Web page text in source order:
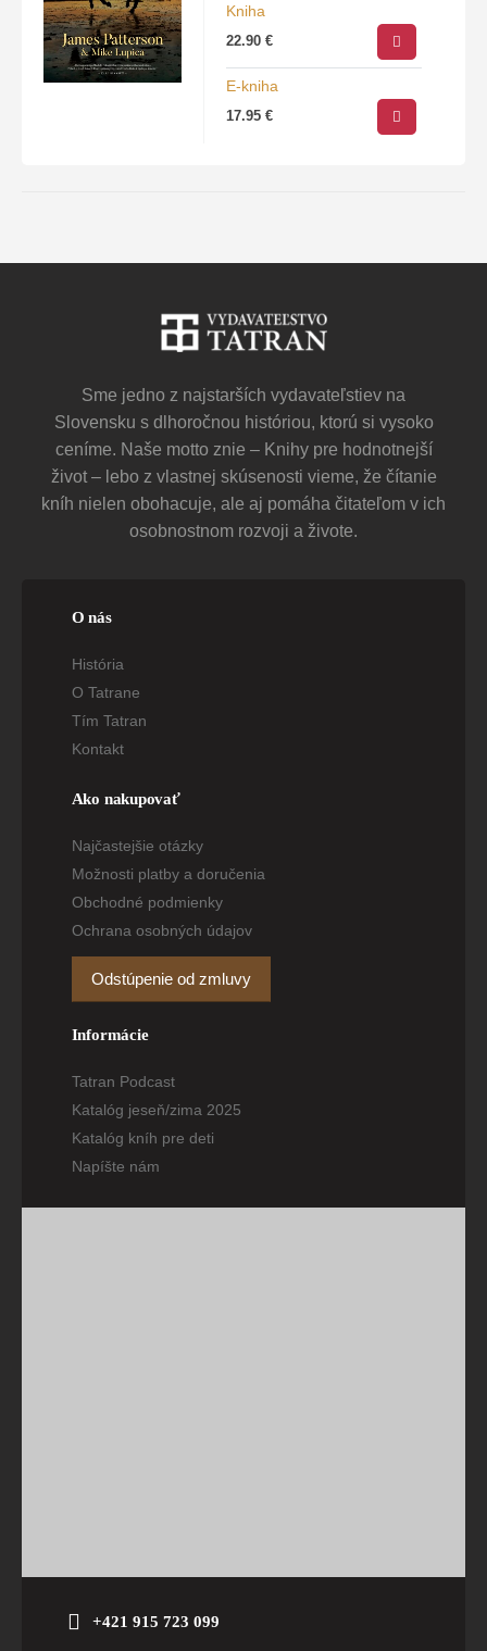
dcérou. Obe sú šampiónky v
jazde na koni a obe…
Kniha
22.90€
E-kniha
17.95€
Sme jedno z najstarších vydavateľstiev na
Slovensku s dlhoročnou históriou, ktorú si vysoko
ceníme. Naše motto znie – Knihy pre hodnotnejší
život – lebo z vlastnej skúsenosti vieme, že čítanie
kníh nielen obohacuje, ale aj pomáha čitateľom v ich
osobnostnom rozvoji a živote.
O nás
História
O Tatrane
Tím Tatran
Kontakt
Ako nakupovať
Najčastejšie otázky
Možnosti platby a doručenia
Obchodné podmienky
Ochrana osobných údajov
Odstúpenie od zmluvy
Informácie
Tatran Podcast
Katalóg jeseň/zima 2025
Katalóg kníh pre deti
Napíšte nám
+421 915 723 099